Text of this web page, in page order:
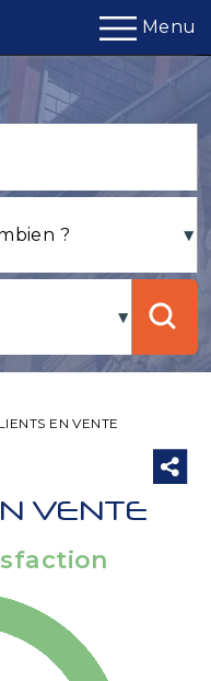
Menu
EN VENTE
VENTE